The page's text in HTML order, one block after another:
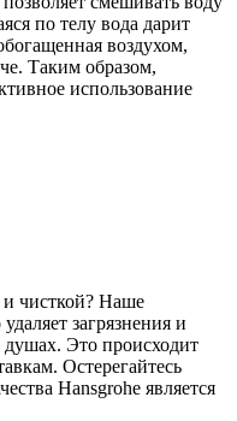
по телу вода дарит
воздухом,
Таким образом,
использование
и чисткой? Наше
загрязнения и
душах. Это происходит
Остерегайтесь
Hansgrohe является